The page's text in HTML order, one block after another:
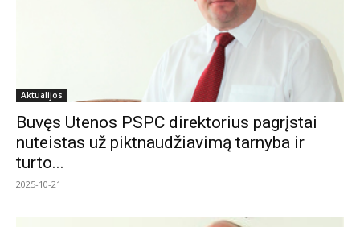
Aktualijos
Buvęs Utenos PSPC direktorius pagrįstai
nuteistas už piktnaudžiavimą tarnyba ir
turto...
2025-10-21